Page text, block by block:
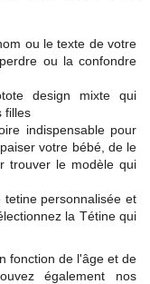
ou le texte de votre
ou la confondre
design mixte qui
filles
indispensable pour
votre bébé, de le
trouver le modèle qui
personnalisée et
la Tétine qui
fonction de l'âge et de
également nos